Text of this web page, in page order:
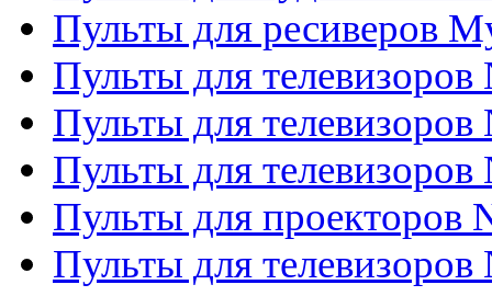
Пульты для ресиверов
Пульты для телевизоров
Пульты для телевизоров
Пульты для телевизоров
Пульты для проекторов
Пульты для телевизоров